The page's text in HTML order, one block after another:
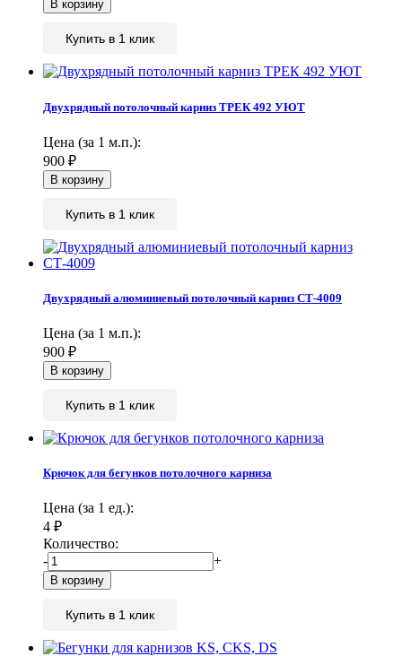
Купить в 1 клик
Двухрядный потолочный карниз ТРЕК 492 УЮТ
Цена (за 1 м.п.):
900 ₽
Купить в 1 клик
Двухрядный алюминиевый потолочный карниз СТ-4009
Цена (за 1 м.п.):
900 ₽
Купить в 1 клик
Крючок для бегунков потолочного карниза
Цена (за 1 ед.):
4 ₽
Количество:
-
+
Купить в 1 клик